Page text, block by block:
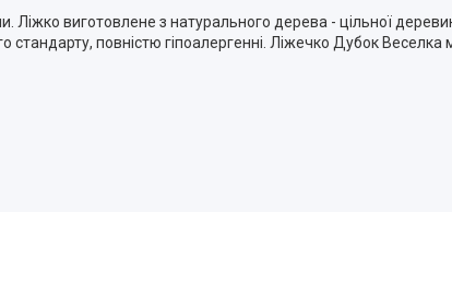
Ліжко виготовлене з натурального дерева - цільної
стандарту, повністю гіпоалергенні. Ліжечко Дубок